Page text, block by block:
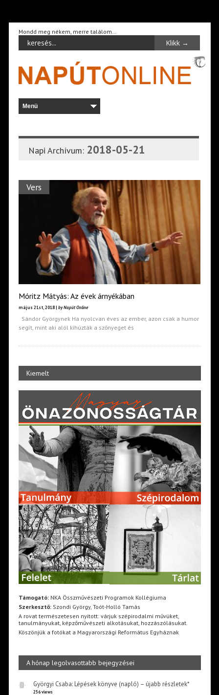
Mondd meg nékem, merre találom…
Napi Archívum: 2018-05-21
Vers
Móritz Mátyás: Az évek árnyékában
május 21st, 2018 | by Napút Online
Sándor Györgynek Ha nyolcvan éves az ember, azon csak a humor
segít, mint aki alól kihúzták a szőnyeget és
Kiemelt
Támogató:NKA Összművészeti Programok Kollégiuma
Szerkesztő:Szondi György, Toót-Holló Tamás
A rovat természetesen nyitott: várjuk szépirodalmi művüket,
tanulmányukat, képzőművészeti alkotásukat, hozzászólásukat.
Köszönjük a fotókat a Magyarországi Református Egyháznak
A hónap legolvasottabb bejegyzései
Györgyi Csaba: Lépések könyve (napló) – újabb részletek*
256 views